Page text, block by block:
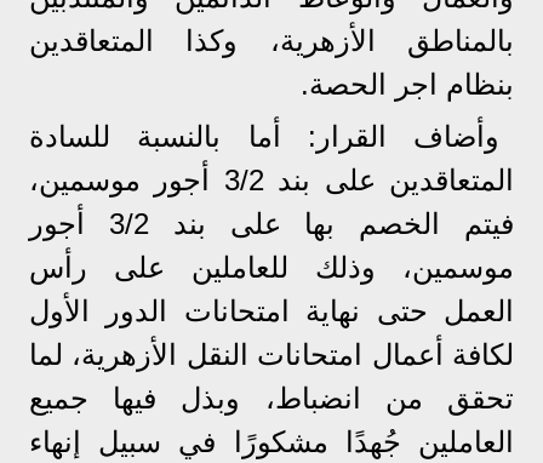
بالمناطق الأزهرية، وكذا المتعاقدين
بنظام اجر الحصة.
وأضاف القرار: أما بالنسبة للسادة
المتعاقدين على بند 3/2 أجور موسمين،
فيتم الخصم بها على بند 3/2 أجور
موسمين، وذلك للعاملين على رأس
العمل حتى نهاية امتحانات الدور الأول
لكافة أعمال امتحانات النقل الأزهرية، لما
تحقق من انضباط، وبذل فيها جميع
العاملين جُهدًا مشكورًا في سبيل إنهاء